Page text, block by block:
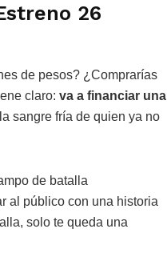
26
de pesos? ¿Comprarías
claro: va a financiar una
sangre fría de quien ya no
de batalla
al público con una historia
solo te queda una